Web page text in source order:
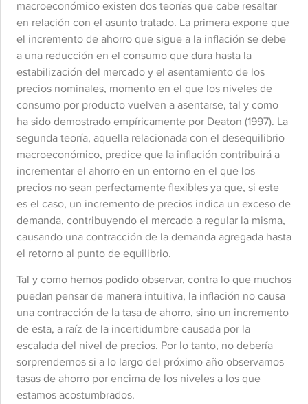
macroeconómico existen dos teorías que cabe resaltar
en relación con el asunto tratado. La primera expone que
el incremento de ahorro que sigue a la inflación se debe
a una reducción en el consumo que dura hasta la
estabilización del mercado y el asentamiento de los
precios nominales, momento en el que los niveles de
consumo por producto vuelven a asentarse, tal y como
ha sido demostrado empíricamente por Deaton (1997). La
segunda teoría, aquella relacionada con el desequilibrio
macroeconómico, predice que la inflación contribuirá a
incrementar el ahorro en un entorno en el que los
precios no sean perfectamente flexibles ya que, si este
es el caso, un incremento de precios indica un exceso de
demanda, contribuyendo el mercado a regular la misma,
causando una contracción de la demanda agregada hasta
el retorno al punto de equilibrio.
Tal y como hemos podido observar, contra lo que muchos
puedan pensar de manera intuitiva, la inflación no causa
una contracción de la tasa de ahorro, sino un incremento
de esta, a raíz de la incertidumbre causada por la
escalada del nivel de precios. Por lo tanto, no debería
sorprendernos si a lo largo del próximo año observamos
tasas de ahorro por encima de los niveles a los que
estamos acostumbrados.